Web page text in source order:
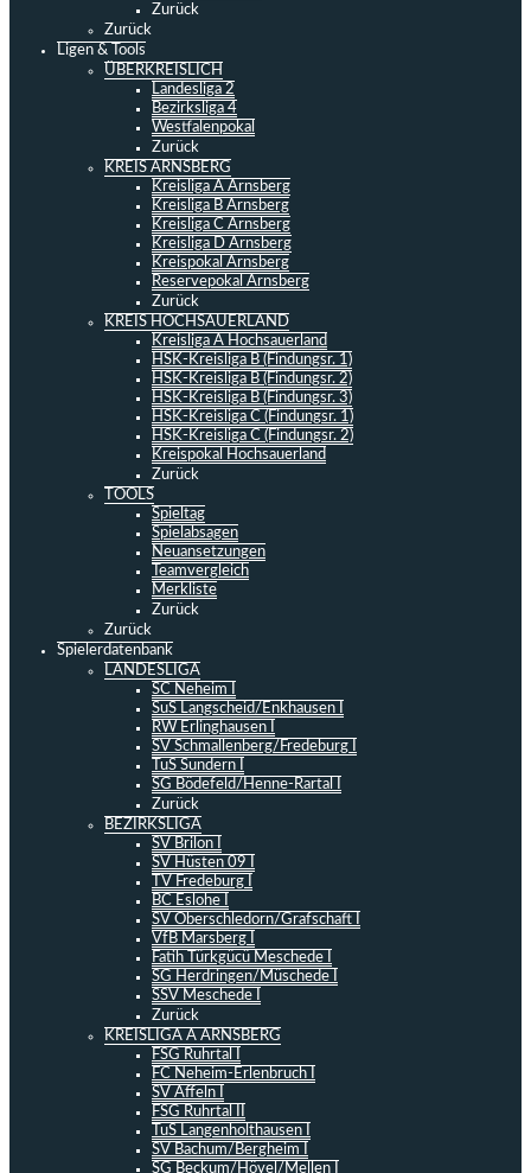
Zurück
Zurück
Ligen & Tools
ÜBERKREISLICH
Landesliga 2
Bezirksliga 4
Westfalenpokal
Zurück
KREIS ARNSBERG
Kreisliga A Arnsberg
Kreisliga B Arnsberg
Kreisliga C Arnsberg
Kreisliga D Arnsberg
Kreispokal Arnsberg
Reservepokal Arnsberg
Zurück
KREIS HOCHSAUERLAND
Kreisliga A Hochsauerland
HSK-Kreisliga B (Findungsr. 1)
HSK-Kreisliga B (Findungsr. 2)
HSK-Kreisliga B (Findungsr. 3)
HSK-Kreisliga C (Findungsr. 1)
HSK-Kreisliga C (Findungsr. 2)
Kreispokal Hochsauerland
Zurück
TOOLS
Spieltag
Spielabsagen
Neuansetzungen
Teamvergleich
Merkliste
Zurück
Zurück
Spielerdatenbank
LANDESLIGA
SC Neheim I
SuS Langscheid/Enkhausen I
RW Erlinghausen I
SV Schmallenberg/Fredeburg I
TuS Sundern I
SG Bödefeld/Henne-Rartal I
Zurück
BEZIRKSLIGA
SV Brilon I
SV Hüsten 09 I
TV Fredeburg I
BC Eslohe I
SV Oberschledorn/Grafschaft I
VfB Marsberg I
Fatih Türkgücü Meschede I
SG Herdringen/Müschede I
SSV Meschede I
Zurück
KREISLIGA A ARNSBERG
FSG Ruhrtal I
FC Neheim-Erlenbruch I
SV Affeln I
FSG Ruhrtal II
TuS Langenholthausen I
SV Bachum/Bergheim I
SG Beckum/Hövel/Mellen I